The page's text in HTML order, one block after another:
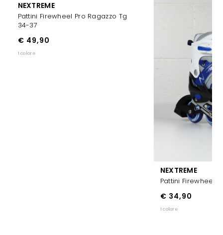
NEXTREME
Pattini Firewheel Pro Ragazzo Tg
34-37
€ 49,90
1 colore
NEXTREME
Pattini Firewheel
€ 34,90
1 colore